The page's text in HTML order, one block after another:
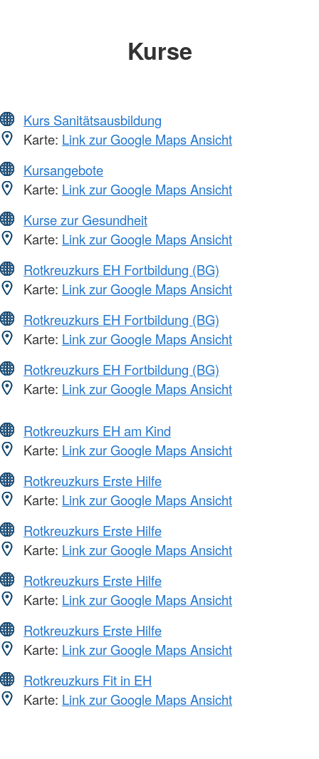
Kurse
Kurs Sanitätsausbildung
Karte: Link zur Google Maps Ansicht
Kursangebote
Karte: Link zur Google Maps Ansicht
Kurse zur Gesundheit
Karte: Link zur Google Maps Ansicht
Rotkreuzkurs EH Fortbildung (BG)
Karte: Link zur Google Maps Ansicht
Rotkreuzkurs EH Fortbildung (BG)
Karte: Link zur Google Maps Ansicht
Rotkreuzkurs EH Fortbildung (BG)
Karte: Link zur Google Maps Ansicht
Rotkreuzkurs EH am Kind
Karte: Link zur Google Maps Ansicht
Rotkreuzkurs Erste Hilfe
Karte: Link zur Google Maps Ansicht
Rotkreuzkurs Erste Hilfe
Karte: Link zur Google Maps Ansicht
Rotkreuzkurs Erste Hilfe
Karte: Link zur Google Maps Ansicht
Rotkreuzkurs Erste Hilfe
Karte: Link zur Google Maps Ansicht
Rotkreuzkurs Fit in EH
Karte: Link zur Google Maps Ansicht